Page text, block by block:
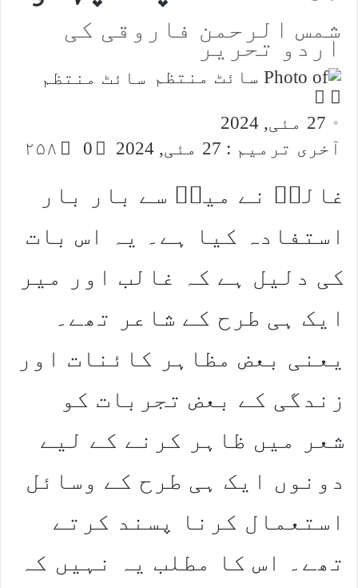
شمس الرحمن فاروقی کی
اردو تحریر
سائٹ منتظم
Follow
on
X
an
email
27 مئی, 2024
آخری ترمیم : 27 مئی, 2024
0 ۲۵۸
غالبؔ نے میرؔ سے بار بار
استفادہ کیا ہے۔ یہ اس بات
کی دلیل ہے کہ غالب اور میر
ایک ہی طرح کے شاعر تھے۔
یعنی بعض مظاہر کائنات اور
زندگی کے بعض تجربات کو
شعر میں ظاہر کرنے کے لیے
دونوں ایک ہی طرح کے وسائل
استعمال کرنا پسند کرتے
تھے۔ اس کا مطلب یہ نہیں کہ